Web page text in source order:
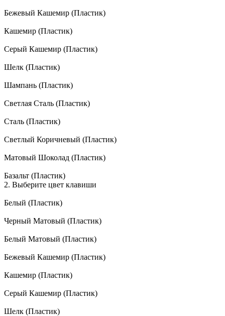
Бежевый Кашемир (Пластик)
Кашемир (Пластик)
Серый Кашемир (Пластик)
Шелк (Пластик)
Шампань (Пластик)
Светлая Сталь (Пластик)
Сталь (Пластик)
Светлый Коричневый (Пластик)
Матовый Шоколад (Пластик)
Базальт (Пластик)
2. Выберите цвет клавиши
Белый (Пластик)
Черный Матовый (Пластик)
Белый Матовый (Пластик)
Бежевый Кашемир (Пластик)
Кашемир (Пластик)
Серый Кашемир (Пластик)
Шелк (Пластик)